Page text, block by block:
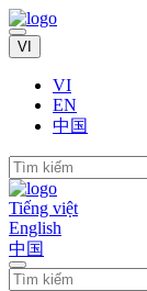
VI
VI
EN
中国
Tiếng việt
English
中国